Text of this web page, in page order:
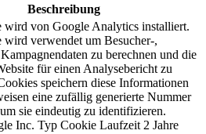
Beschreibung
wird von Google Analytics installiert.
wird verwendet um Besucher-,
zu berechnen und die
für einen Analysebericht zu
speichern diese Informationen
eine zufällig generierte Nummer
sie eindeutig zu identifizieren.
Inc. Typ Cookie Laufzeit 2 Jahre